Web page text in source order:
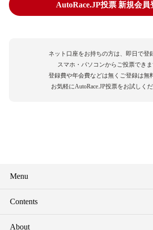
AutoRace.JP投票 新規会員
ネット口座をお持ちの方は、即日で登
スマホ・パソコンからご投票できま
登録費や年会費などは無くご登録は無
お気軽にAutoRace.JP投票をお試しくだ
Menu
Contents
About